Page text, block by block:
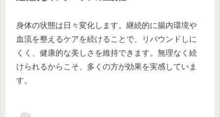
身体の状態は日々変化します。継続的に腸内環境や
血流を整えるケアを続けることで、リバウンドしに
くく、健康的な美しさを維持できます。無理なく続
けられるからこそ、多くの方が効果を実感していま
す。